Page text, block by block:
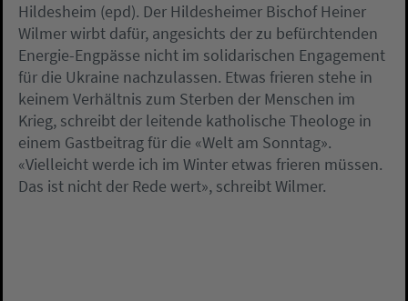
Hildesheim (epd). Der Hildesheimer Bischof Heiner
Wilmer wirbt dafür, angesichts der zu befürchtenden
Energie-Engpässe nicht im solidarischen Engagement
für die Ukraine nachzulassen. Etwas frieren stehe in
keinem Verhältnis zum Sterben der Menschen im
Krieg, schreibt der leitende katholische Theologe in
einem Gastbeitrag für die «Welt am Sonntag».
«Vielleicht werde ich im Winter etwas frieren müssen.
Das ist nicht der Rede wert», schreibt Wilmer.